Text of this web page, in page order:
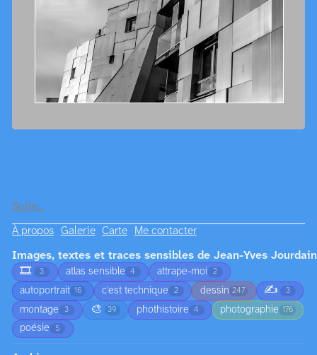
Suite…
À propos Galerie Carte Me contacter
Images, textes et traces sensibles de Jean-Yves Jourdain
🎞️
3 atlas sensible 4 attrape-moi 2
autoportrait 16 c'est technique 2 dessin 247 ✍️ 3
montage 3 🎨 39 phothistoire 4 photographie 176
poésie 5